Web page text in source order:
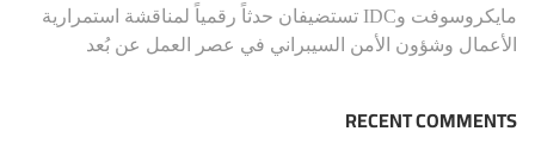
مايكروسوفت وIDC تستضيفان حدثاً رقمياً لمناقشة استمرارية
الأعمال وشؤون الأمن السيبراني في عصر العمل عن بُعد
RECENT COMMENTS